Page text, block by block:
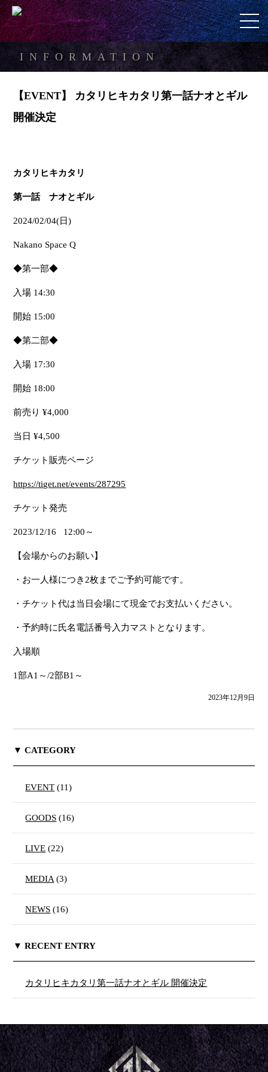
INFORMATION
【EVENT】 カタリヒキカタリ第一話ナオとギル
開催決定
カタリヒキカタリ
第一話 ナオとギル
2024/02/04(日)
Nakano Space Q
◆第一部◆
入場 14:30
開始 15:00
◆第二部◆
入場 17:30
開始 18:00
前売り ¥4,000
当日 ¥4,500
チケット販売ページ
https://tiget.net/events/287295
チケット発売
2023/12/16 12:00～
【会場からのお願い】
・お一人様につき2枚までご予約可能です。
・チケット代は当日会場にて現金でお支払いください。
・予約時に氏名電話番号入力マストとなります。
入場順
1部A1 ～/2部B1 ～
2023年12月9日
▼ CATEGORY
EVENT (11)
GOODS (16)
LIVE (22)
MEDIA(3)
NEWS (16)
▼ RECENT ENTRY
カタリヒキカタリ第一話ナオとギル 開催決定